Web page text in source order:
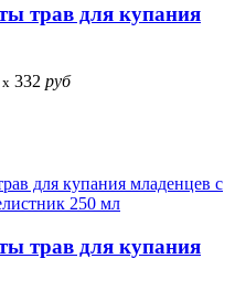
трав для купания
x 332 руб
трав для купания